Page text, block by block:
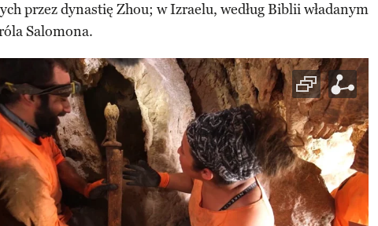
przez dynastię Zhou; w Izraelu, według Biblii władanym
Salomona.